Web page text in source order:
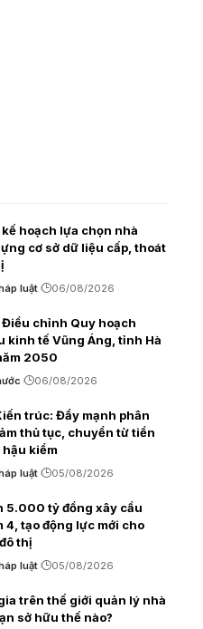
hoạch lựa chọn nhà
cơ sở dữ liệu cấp, thoát
luật 06/08/2026
Điều chỉnh Quy hoạch
kinh tế Vũng Áng, tỉnh Hà
2050
06/08/2026
trúc: Đẩy mạnh phân
thủ tục, chuyển từ tiền
kiểm
luật 05/08/2026
5.000 tỷ đồng xây cầu
4, tạo động lực mới cho
thị
luật 05/08/2026
trên thế giới quản lý nhà
sở hữu thế nào?